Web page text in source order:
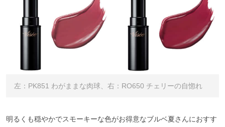
左：PK851 わがままな肉球、右：RO650 チェリーの自惚れ
明るくも穏やかでスモーキーな色がお得意なブルベ夏さんにおすす